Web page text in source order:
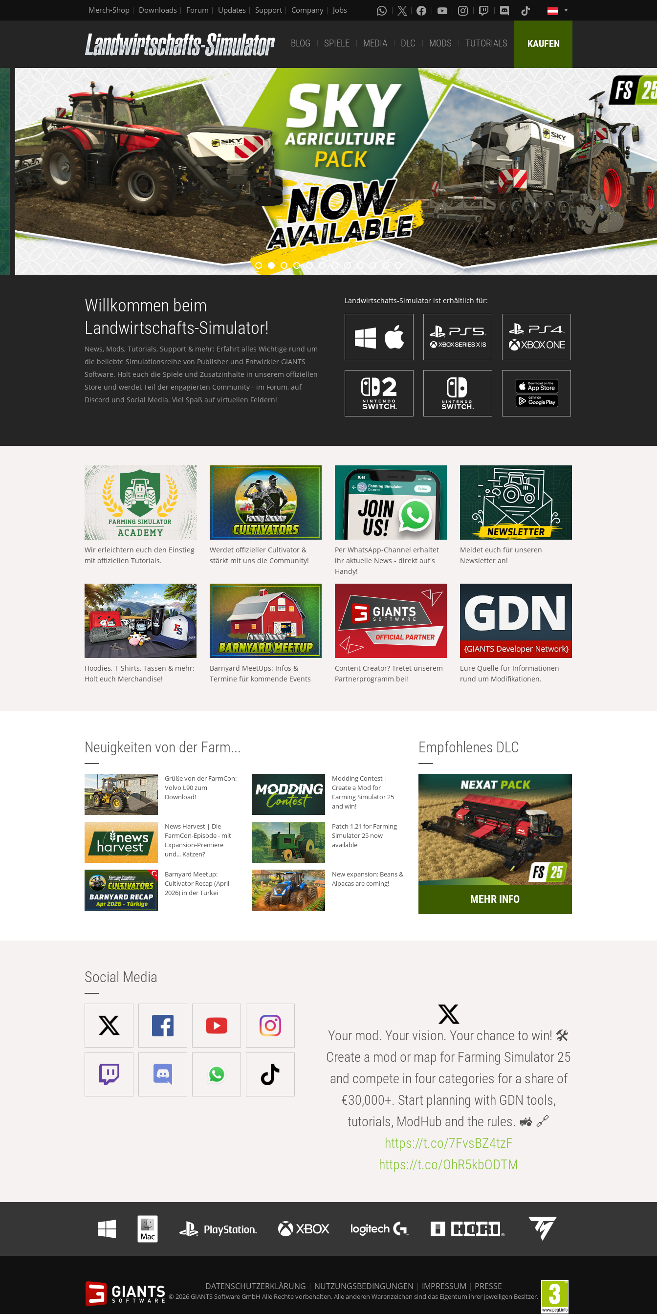
Merch-Shop Downloads Forum Updates Support Company Jobs
BLOG SPIELE MEDIA DLC MODS TUTORIALS KAUFEN
Willkommen beim
Landwirtschafts-Simulator!
News, Mods, Tutorials, Support & mehr: Erfahrt alles Wichtige rund um
die beliebte Simulationsreihe von Publisher und Entwickler GIANTS
Software. Holt euch die Spiele und Zusatzinhalte in unserem offiziellen
Store und werdet Teil der engagierten Community - im Forum, auf
Discord und Social Media. Viel Spaß auf virtuellen Feldern!
Landwirtschafts-Simulator ist erhältlich für:
Wir erleichtern euch den Einstieg
mit offiziellen Tutorials.
Werdet offizieller Cultivator &
stärkt mit uns die Community!
Per WhatsApp-Channel erhaltet
ihr aktuelle News - direkt auf's
Handy!
Meldet euch für unseren
Newsletter an!
Hoodies, T-Shirts, Tassen & mehr:
Holt euch Merchandise!
Barnyard MeetUps: Infos &
Termine für kommende Events
Content Creator? Tretet unserem
Partnerprogramm bei!
Eure Quelle für Informationen
rund um Modifikationen.
Neuigkeiten von der Farm...
Grüße von der FarmCon:
Volvo L90 zum
Download!
Modding Contest |
Create a Mod for
Farming Simulator 25
and win!
News Harvest | Die
FarmCon-Episode - mit
Expansion-Premiere
und... Katzen?
Patch 1.21 for Farming
Simulator 25 now
available
Barnyard Meetup:
Cultivator Recap (April
2026) in der Türkei
New expansion: Beans &
Alpacas are coming!
Empfohlenes DLC
MEHR INFO
Social Media
Your mod. Your vision. Your chance to win! 🛠️
Create a mod or map for Farming Simulator 25
and compete in four categories for a share of
€30,000+. Start planning with GDN tools,
tutorials, ModHub and the rules. 🚜 🔗
https://t.co/7FvsBZ4tzF
https://t.co/OhR5kbODTM
DATENSCHUTZERKLÄRUNG | NUTZUNGSBEDINGUNGEN | IMPRESSUM | PRESSE
© 2026 GIANTS Software GmbH Alle Rechte vorbehalten. Alle anderen Warenzeichen sind das Eigentum ihrer jeweiligen Besitzer.